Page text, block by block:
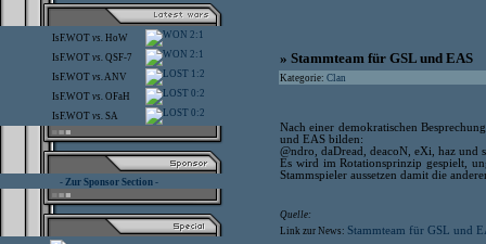
IsF.WOT vs. HoW 2:1
IsF.WOT vs. QSF-7 2:1
IsF.WOT vs.ANV 1:2
IsF.WOT vs. OFaH 0:2
IsF.WOT vs. SA 0:2
- Zur Sponsor Section -
» Stammteam für GSL und EAS
Kategorie: Clan
Nach einer demokratischen
und EAS bilden:
@ndro, daDread, deacoN, eXi, haz und
Es wird im Rotationsprinzip gespielt,
Stammspieler aussetzen damit die
Quelle:
Link zur News: Stammteam für GSL und